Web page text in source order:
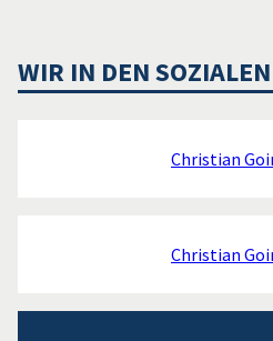
WIR IN DEN
Christian
Christian